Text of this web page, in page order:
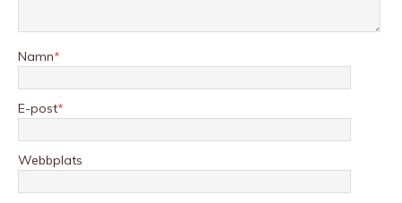
Namn*
E-post*
Webbplats